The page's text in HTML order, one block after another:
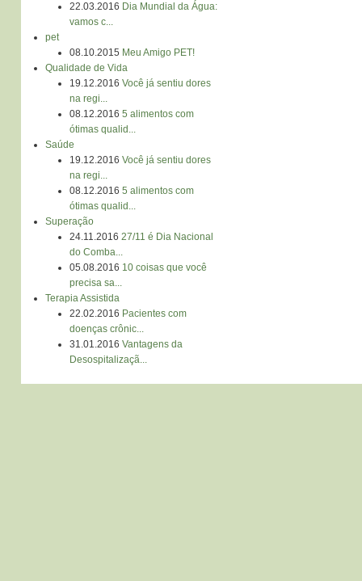
22.03.2016 Dia Mundial da Água:
vamos c...
pet
08.10.2015 Meu Amigo PET!
Qualidade de Vida
19.12.2016 Você já sentiu dores
na regi...
08.12.2016 5 alimentos com
ótimas qualid...
Saúde
19.12.2016 Você já sentiu dores
na regi...
08.12.2016 5 alimentos com
ótimas qualid...
Superação
24.11.2016 27/11 é Dia Nacional
do Comba...
05.08.2016 10 coisas que você
precisa sa...
Terapia Assistida
22.02.2016 Pacientes com
doenças crônic...
31.01.2016 Vantagens da
Desospitalizaçã...